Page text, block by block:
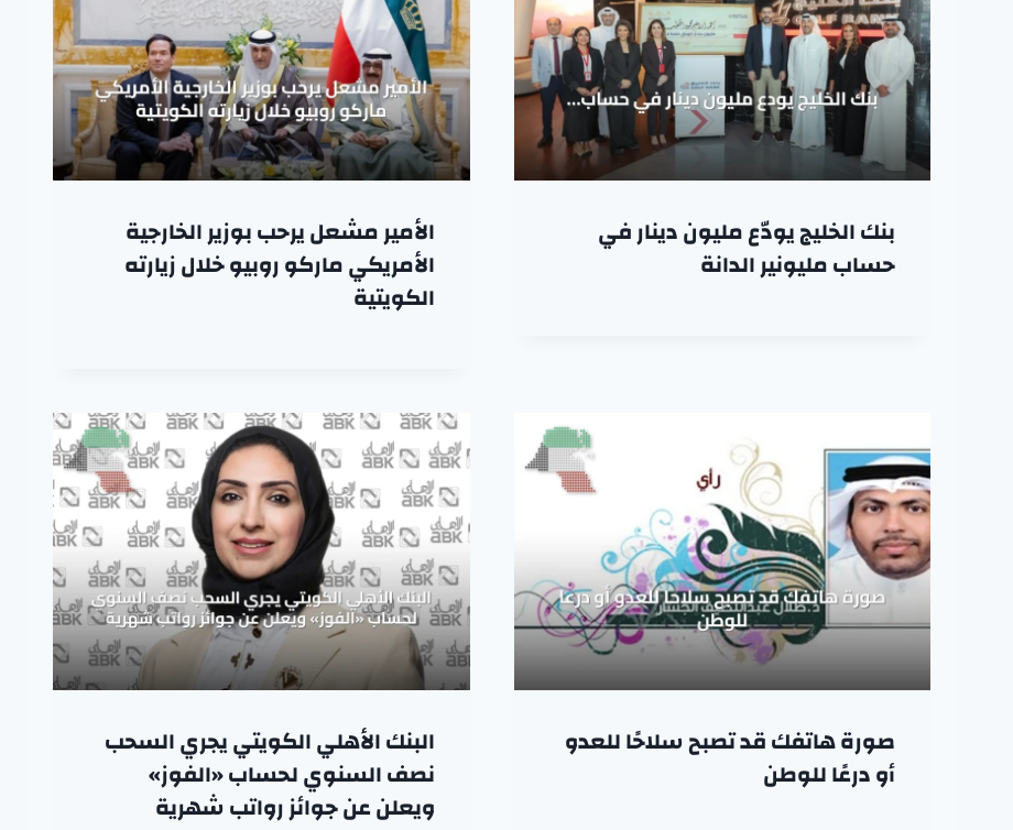
بنك الخليج يودّع مليون دينار في
حساب مليونير الدانة
الأمير مشعل يرحب بوزير الخارجية
الأمريكي ماركو روبيو خلال زيارته
الكويتية
صورة هاتفك قد تصبح سلاحًا للعدو
أو درعًا للوطن
البنك الأهلي الكويتي يجري السحب
نصف السنوي لحساب «الفوز»
ويعلن عن جوائز رواتب شهرية